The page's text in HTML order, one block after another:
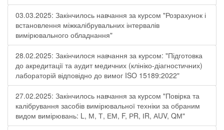
03.03.2025: Закінчилось навчання за курсом "Розрахунок і
встановлення міжкалібрувальних інтервалів
вимірювального обладнання"
28.02.2025: Закінчилося навчання за курсом: "Підготовка
до акредитації та аудит медичних (клініко-діагностичних)
лабораторій відповідно до вимог ISO 15189:2022"
27.02.2025: Закінчилось навчання за курсом "Повірка та
калібрування засобів вимірювальної техніки за обраним
видом вимірювань: L, М, Т, ЕМ, F, РR, ІR, АUV, QМ"